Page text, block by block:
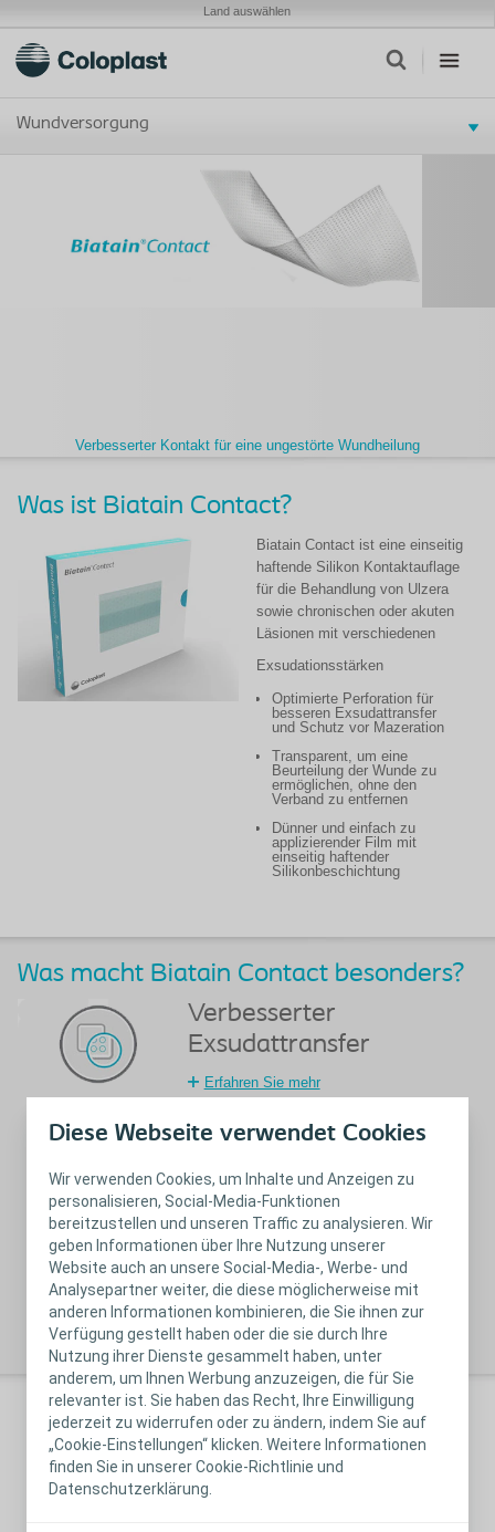
Diese Webseite verwendet Cookies
Wir verwenden Cookies, um Inhalte und Anzeigen zu
personalisieren, Social-Media-Funktionen
bereitzustellen und unseren Traffic zu analysieren. Wir
geben Informationen über Ihre Nutzung unserer
Website auch an unsere Social-Media-, Werbe- und
Analysepartner weiter, die diese möglicherweise mit
anderen Informationen kombinieren, die Sie ihnen zur
Verfügung gestellt haben oder die sie durch Ihre
Nutzung ihrer Dienste gesammelt haben, unter
anderem, um Ihnen Werbung anzuzeigen, die für Sie
relevanter ist. Sie haben das Recht, Ihre Einwilligung
jederzeit zu widerrufen oder zu ändern, indem Sie auf
„Cookie-Einstellungen“ klicken. Weitere Informationen
finden Sie in unserer Cookie-Richtlinie und
Datenschutzerklärung.
Land auswählen
Wundversorgung
Verbesserter Kontakt für eine ungestörte Wundheilung
Was ist Biatain Contact?
Biatain Contact ist eine einseitig
haftende Silikon Kontaktauflage
für die Behandlung von Ulzera
sowie chronischen oder akuten
Läsionen mit verschiedenen
Exsudationsstärken
Optimierte Perforation für
besseren Exsudattransfer
und Schutz vor Mazeration
Transparent, um eine
Beurteilung der Wunde zu
ermöglichen, ohne den
Verband zu entfernen
Dünner und einfach zu
applizierender Film mit
einseitig haftender
Silikonbeschichtung
Was macht Biatain Contact besonders?
Verbesserter
Exsudattransfer
Erfahren Sie mehr
Erleichterte
Wundbeurteilung
Erfahren Sie mehr
Einfache Handhabung
Video anschauen